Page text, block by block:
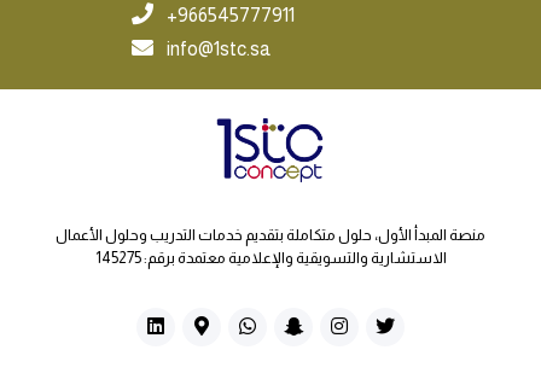
966545777911+
info@1stc.sa
منصة المبدأ الأول، حلول متكاملة بتقديم خدمات التدريب وحلول الأعمال
الاستشارية والتسويقية والإعلامية معتمدة برقم: 145275